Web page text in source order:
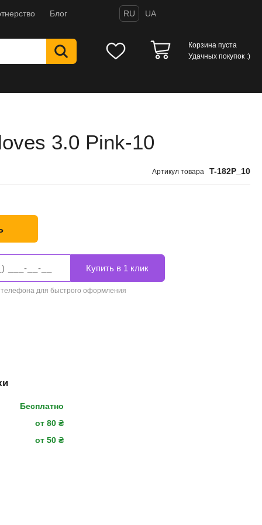
Блог RU UA
Корзина пуста
Удачных покупок :)
3.0 Pink-10
Артикул товара T-182P_10
для быстрого оформления
Бесплатно
от 80 ₴
от 50 ₴